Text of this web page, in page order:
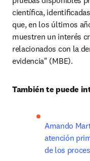
cientíﬁca,
que, en los últimos
muestren un interés
relacionados con la
evidencia" (MBE).
También te puede
Amando
atención
de los